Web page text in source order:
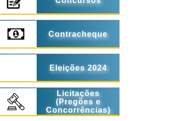
Contracheque
Eleições 2024
Licitações
(Pregões e
Concorrências)